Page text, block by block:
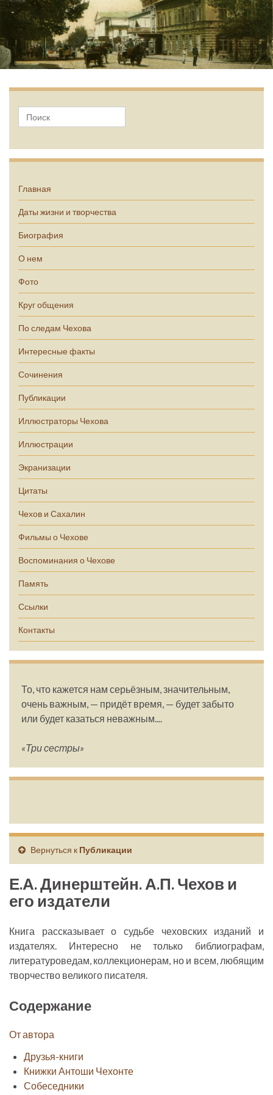
Главная
Даты жизни и творчества
Биография
О нем
Фото
Круг общения
По следам Чехова
Интересные факты
Сочинения
Публикации
Иллюстраторы Чехова
Иллюстрации
Экранизации
Цитаты
Чехов и Сахалин
Фильмы о Чехове
Воспоминания о Чехове
Память
Ссылки
Контакты
То, что кажется нам серьёзным, значительным,
очень важным, — придёт время, — будет забыто
или будет казаться неважным....
«Три сестры»
Вернуться к Публикации
Е.А. Динерштейн. А.П. Чехов и
его издатели
Книга рассказывает о судьбе чеховских изданий и
издателях. Интересно не только библиографам,
литературоведам, коллекционерам, но и всем, любящим
творчество великого писателя.
Содержание
От автора
Друзья-книги
Книжки Антоши Чехонте
Собеседники